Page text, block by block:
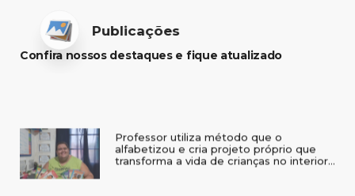
Publicações
Confira nossos destaques e fique atualizado
Especialista usa exemplo da saúde para